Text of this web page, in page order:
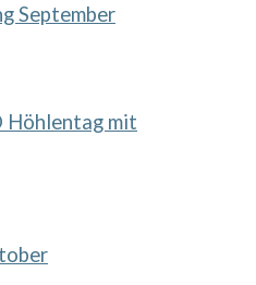
September
Höhlentag mit